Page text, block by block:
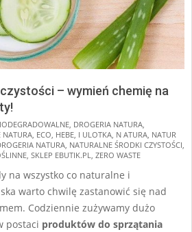
– wymień chemię na
, DROGERIA NATURA,
NATURA, ECO, HEBE, I ULOTKA, N ATURA, NATUR
NATURA, NATURALNE ŚRODKI CZYSTOŚCI,
, SKLEP EBUTIK.PL, ZERO WASTE
na wszystko co naturalne i
warto chwilę zastanowić się nad
Codziennie zużywamy dużo
postaci produktów do sprzątania